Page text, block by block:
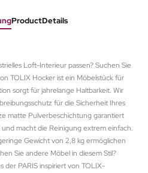
ProductDetails
Loft-Interieur passen? Suchen Sie
TOLIX Hocker ist ein Möbelstück für
sorgt für jahrelange Haltbarkeit. Wir
für die Sicherheit Ihres
matte Pulverbeschichtung garantiert
macht die Reinigung extrem einfach.
Gewicht von 2,8 kg ermöglichen
Sie andere Möbel in diesem Stil?
der PARIS inspiriert von TOLIX-